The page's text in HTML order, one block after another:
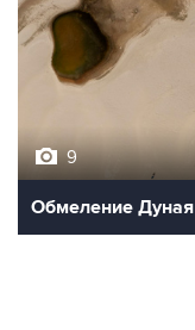
9
Обмеление Дуная